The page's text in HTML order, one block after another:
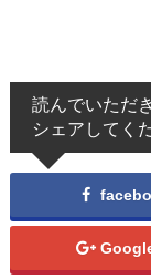
読んでいただ
シェアしてく